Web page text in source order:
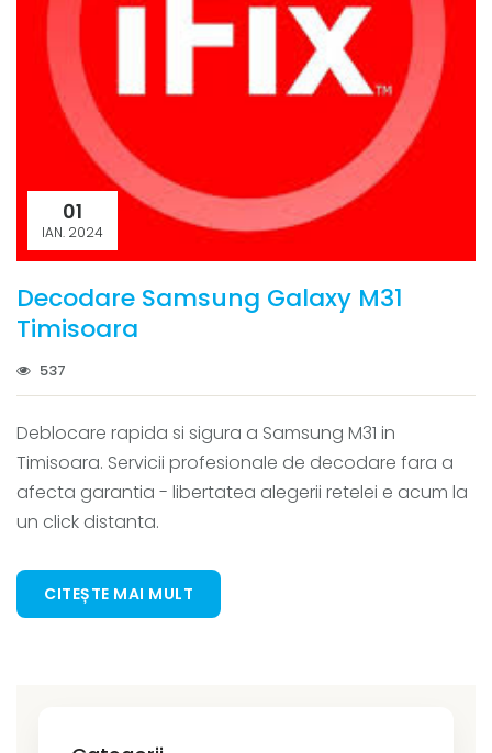
01
IAN. 2024
Decodare Samsung Galaxy M31
Timisoara
537
Deblocare rapida si sigura a Samsung M31 in
Timisoara. Servicii profesionale de decodare fara a
afecta garantia - libertatea alegerii retelei e acum la
un click distanta.
CITEȘTE MAI MULT